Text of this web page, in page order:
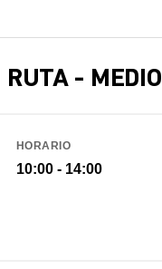
RUTA - MEDIO
HORARIO
10:00 - 14:00